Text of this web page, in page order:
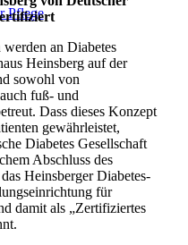
Pflege
werden an Diabetes
Heinsberg auf der
sowohl von
fuß- und
Dass dieses Konzept
gewährleistet,
Diabetes Gesellschaft
Abschluss des
Heinsberger Diabetes-
für
damit als „Zertifiziertes